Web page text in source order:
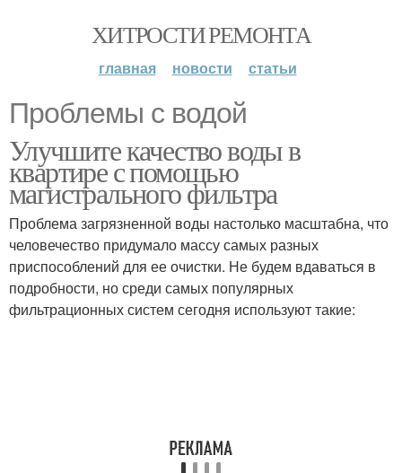
ХИТРОСТИ РЕМОНТА
главная новости статьи
Проблемы с водой
Улучшите качество воды в
квартире с помощью
магистрального фильтра
Проблема загрязненной воды настолько масштабна, что
человечество придумало массу самых разных
приспособлений для ее очистки. Не будем вдаваться в
подробности, но среди самых популярных
фильтрационных систем сегодня используют такие: